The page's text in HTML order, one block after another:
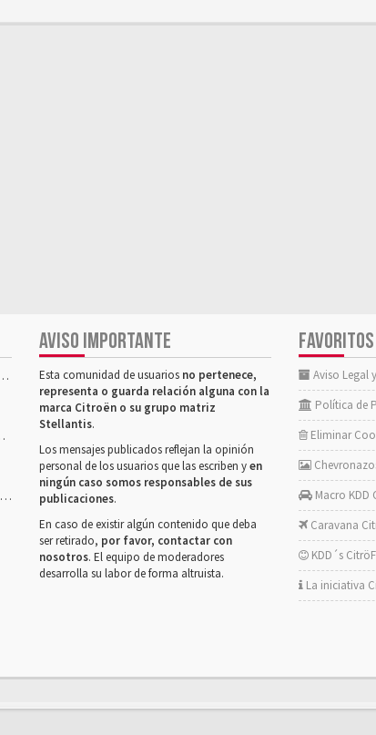
AVISO IMPORTANTE
Esta comunidad de usuarios no pertenece,
representa o guarda relación alguna con la
marca Citroën o su grupo matriz
Stellantis.
Los mensajes publicados reflejan la opinión
personal de los usuarios que las escriben yen
ningún caso somos responsables de sus
publicaciones.
En caso de existir algún contenido que deba
ser retirado, por favor, contactar con
nosotros. El equipo de moderadores
desarrolla su labor de forma altruista.
FAVORITOS
Aviso Legal
Política de
Eliminar
Macro KDD
Caravana
KDD´s
La iniciativa